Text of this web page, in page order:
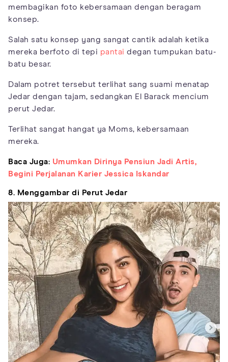
membagikan foto kebersamaan dengan beragam
konsep.
Salah satu konsep yang sangat cantik adalah ketika
mereka berfoto di tepi pantai degan tumpukan batu-
batu besar.
Dalam potret tersebut terlihat sang suami menatap
Jedar dengan tajam, sedangkan El Barack mencium
perut Jedar.
Terlihat sangat hangat ya Moms, kebersamaan
mereka.
Baca Juga: Umumkan Dirinya Pensiun Jadi Artis,
Begini Perjalanan Karier Jessica Iskandar
8. Menggambar di Perut Jedar